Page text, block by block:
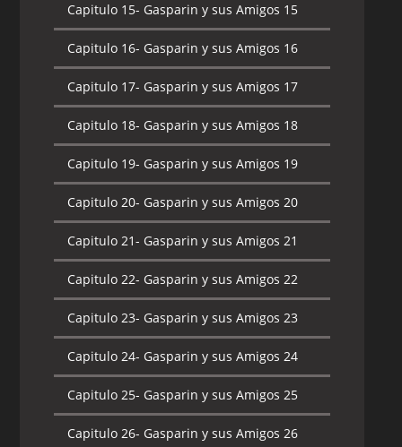
Capitulo 15- Gasparin y sus Amigos 15
Capitulo 16- Gasparin y sus Amigos 16
Capitulo 17- Gasparin y sus Amigos 17
Capitulo 18- Gasparin y sus Amigos 18
Capitulo 19- Gasparin y sus Amigos 19
Capitulo 20- Gasparin y sus Amigos 20
Capitulo 21- Gasparin y sus Amigos 21
Capitulo 22- Gasparin y sus Amigos 22
Capitulo 23- Gasparin y sus Amigos 23
Capitulo 24- Gasparin y sus Amigos 24
Capitulo 25- Gasparin y sus Amigos 25
Capitulo 26- Gasparin y sus Amigos 26